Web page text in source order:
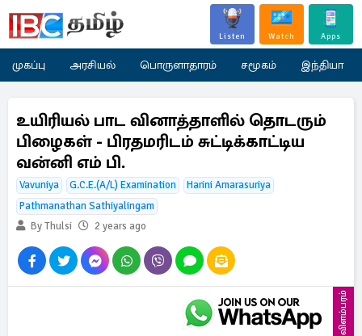
Listen Watch Apps
முகப்பு அரசியல் பொருளாதாரம் சமூகம் இந்தியா
உயிரியல் பாட வினாத்தாளில் தொடரும்
பிழைகள் - பிரதமரிடம் சுட்டிக்காட்டிய
வன்னி எம் பி.
Vavuniya G.C.E.(A/L) Examination
Harini Amarasuriya
Pathmanathan Sathiyalingam
By Thulsi
2 years ago
விளம்பரம்